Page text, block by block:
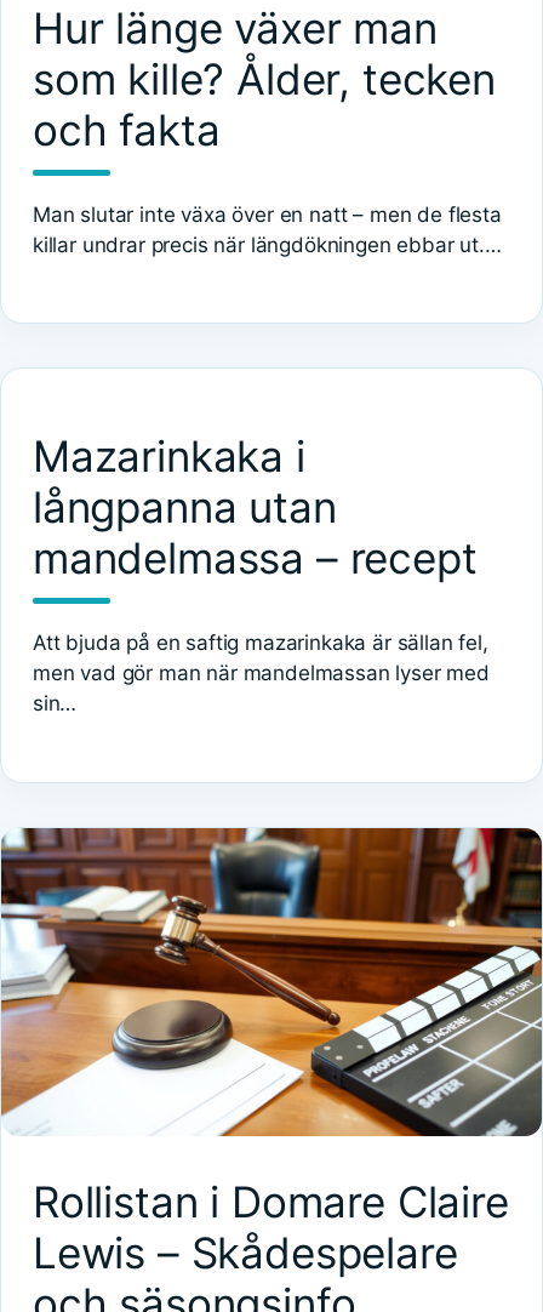
Hur länge växer man
som kille? Ålder, tecken
och fakta
Man slutar inte växa över en natt – men de flesta
killar undrar precis när längdökningen ebbar ut.…
Mazarinkaka i
långpanna utan
mandelmassa – recept
Att bjuda på en saftig mazarinkaka är sällan fel,
men vad gör man när mandelmassan lyser med
sin…
Rollistan i Domare Claire
Lewis – Skådespelare